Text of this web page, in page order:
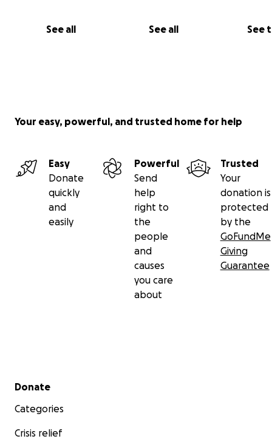
See all See all See
Land van Ons
Artikel Volkskrant11 juli 2024
*disclaimer: bij deze crowdfundactie horen geen
Your easy, powerful, and trusted home for help
Easy
Donate
quickly
and
easily
Powerful
Send
help
right to
the
people
and
causes
you care
about
Trusted
Your
donation is
protected
by the
GoFundMe
Giving
Guarantee
Secondary menu
Donate
Categories
Crisis relief